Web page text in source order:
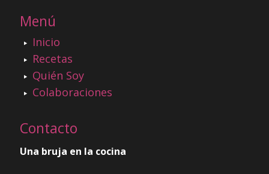
Menú
Inicio
Recetas
Quién Soy
Colaboraciones
Contacto
Una bruja en la cocina